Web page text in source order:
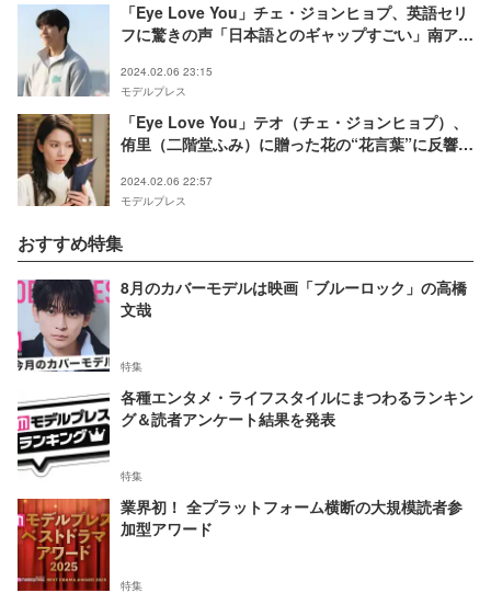
「Eye Love You」チェ・ジョンヒョプ、英語セリ
フに驚きの声「日本語とのギャップすごい」南アフ
2024.02.06 23:15
モデルプレス
「Eye Love You」テオ（チェ・ジョンヒョプ）、
侑里（二階堂ふみ）に贈った花の“花言葉”に反響
2024.02.06 22:57
モデルプレス
おすすめ特集
8月のカバーモデルは映画「ブルーロック」の高橋
文哉
特集
各種エンタメ・ライフスタイルにまつわるランキン
グ＆読者アンケート結果を発表
特集
業界初！ 全プラットフォーム横断の大規模読者参
加型アワード
特集